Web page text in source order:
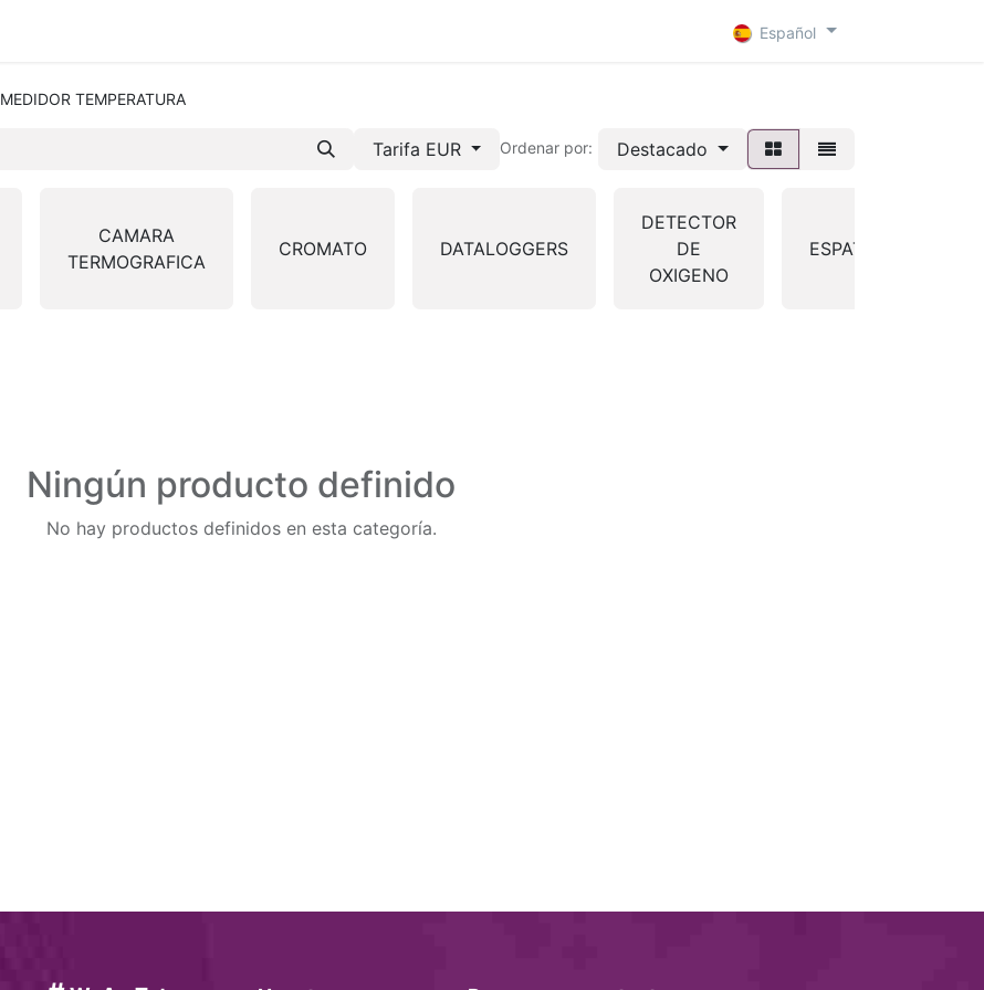
Español
MEDIDOR TEMPERATURA
Tarifa EUR Ordenar por: Destacado
CAMARA
TERMOGRAFICA
CROMATO DATALOGGERS
DETECTOR
DE
OXIGENO
ESPATULAS
Ningún producto definido
No hay productos definidos en esta categoría.